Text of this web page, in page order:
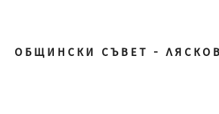
ОБЩИНСКИ СЪВЕТ -